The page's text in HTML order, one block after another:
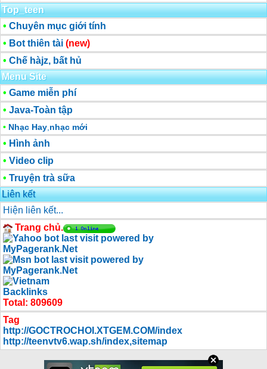
Top_teen
• Chuyên mục giới tính
• Bot thiên tài (new)
• Chế hàjz, bất hủ
Menu Site
• Game miễn phí
• Java-Toàn tập
• Nhạc Hay,nhạc mới
• Hình ảnh
• Video clip
• Truyện trà sữa
Liên kết
Hiện liên kết...
Trang chủ.
Total : 809609
Tag
http://GOCTROCHOI.XTGEM.COM/index
http://teenvtv6.wap.sh/index,sitemap